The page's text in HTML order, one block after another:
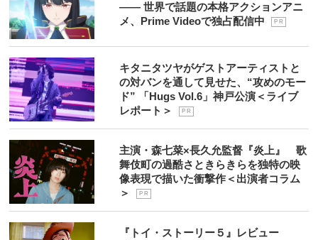
―― 世界で話題の本格アクションアニ
メ、Prime Videoで独占配信中
P R
キタニタツヤがゲストアーティストと
の対バンを通して見せた、“攻めのモー
ド” 「Hugs Vol.6」神戸公演＜ライブ
レポート＞
P R
主演・森七菜×長久允監督『炎上』 歌
舞伎町の過酷さときらきらを独特の映
像表現で描いた衝撃作＜出演者コラム
＞
P R
『トイ・ストーリー５』レビュー